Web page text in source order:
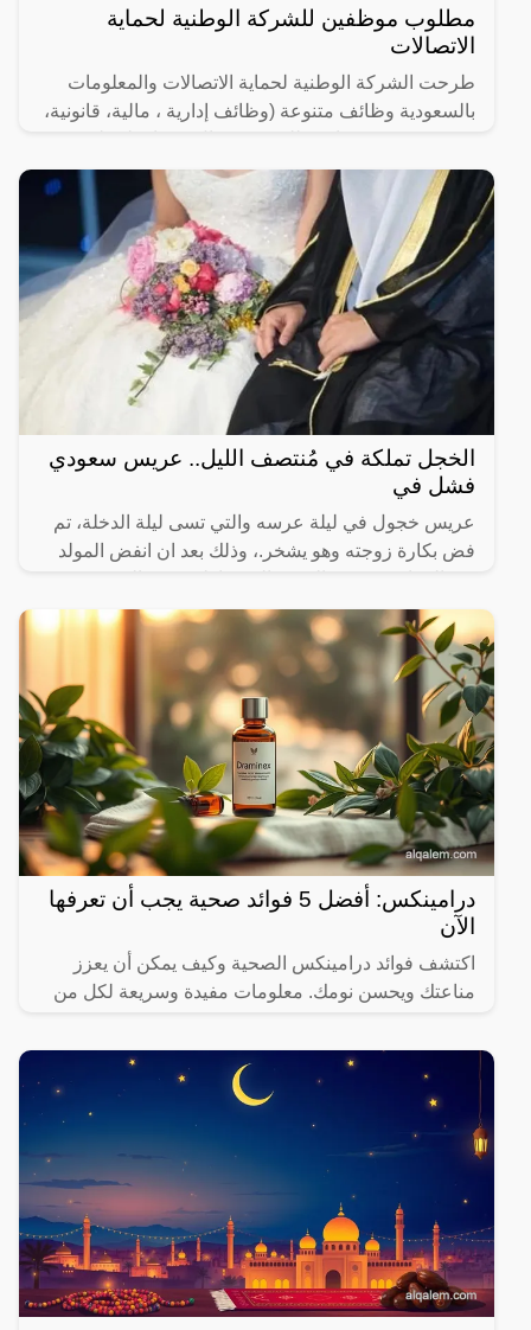
مطلوب موظفين للشركة الوطنية لحماية
الاتصالات
طرحت الشركة الوطنية لحماية الاتصالات والمعلومات
بالسعودية وظائف متنوعة (وظائف إدارية ، مالية، قانونية،
الخجل تملكة في مُنتصف الليل.. عريس سعودي
فشل في
عريس خجول في ليلة عرسه والتي تسى ليلة الدخلة، تم
فض بكارة زوجته وهو يشخر.، وذلك بعد ان انفض المولد
المحتاس وحيدا
درامينكس: أفضل 5 فوائد صحية يجب أن تعرفها
الآن
اكتشف فوائد درامينكس الصحية وكيف يمكن أن يعزز
مناعتك ويحسن نومك. معلومات مفيدة وسريعة لكل من